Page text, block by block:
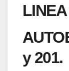
LINEA
y 201.